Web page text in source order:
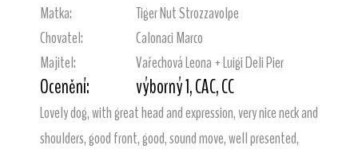
Matka:
Tiger Nut Strozzavolpe
Chovatel:
Calonaci Marco
Majitel:
Vařechová Leona + Luigi Deli Pier
Ocenění: výborný 1, CAC, CC
Lovely dog, with great head and expression, very nice neck and
shoulders, good front, good, sound move, well presented,